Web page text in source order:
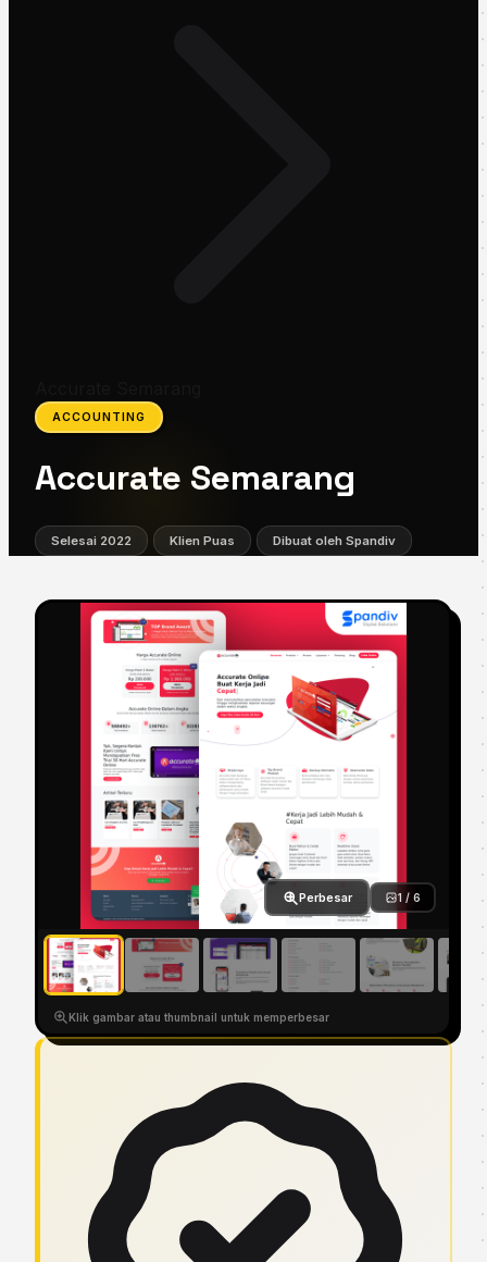
ACCOUNTING
Accurate Semarang
Selesai 2022 Klien Puas Dibuat oleh Spandiv
Perbesar 1 / 6
Klik gambar atau thumbnail untuk memperbesar